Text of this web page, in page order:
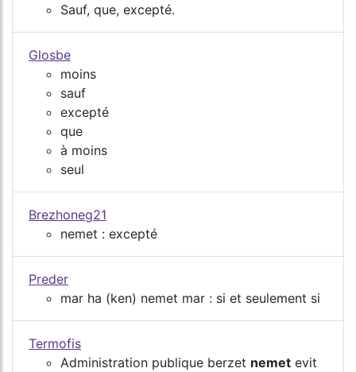
Sauf, que, excepté.
Glosbe
moins
sauf
excepté
que
à moins
seul
Brezhoneg21
nemet : excepté
Preder
mar ha (ken) nemet mar : si et seulement si
Termofis
Administration publique berzet nemet evit